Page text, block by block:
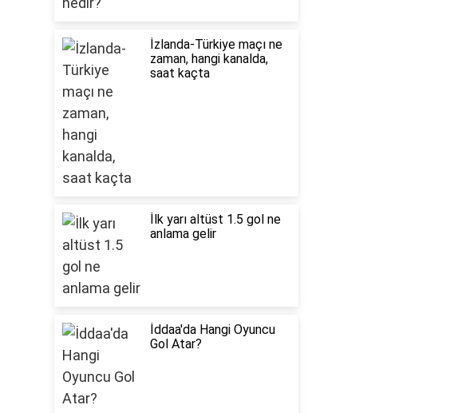
İzlanda-Türkiye maçı ne
zaman, hangi kanalda,
saat kaçta
İlk yarı altüst 1.5 gol ne
anlama gelir
İddaa'da Hangi Oyuncu
Gol Atar?